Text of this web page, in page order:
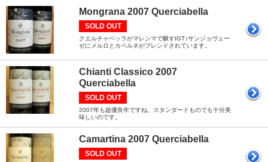
Mongrana 2007 Querciabella
SOLD OUT
クエルチャベッラがマレンマで醸すIGT♪サンジョヴェー
ゼにメルロとカベルネがブレンドされています。
Chianti Classico 2007
Querciabella
SOLD OUT
2007年も超優良年ですね。スタンダードものでも十分美
味しいのです。
Camartina 2007 Querciabella
SOLD OUT